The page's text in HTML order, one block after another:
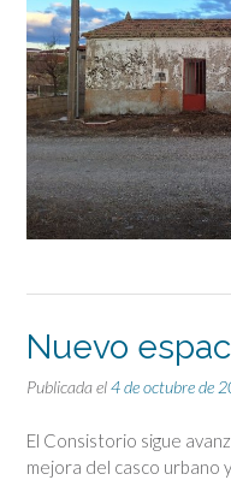
Nuevo
Publicada el4 de octubre de
El Consistorio sigue
mejora del casco urbano